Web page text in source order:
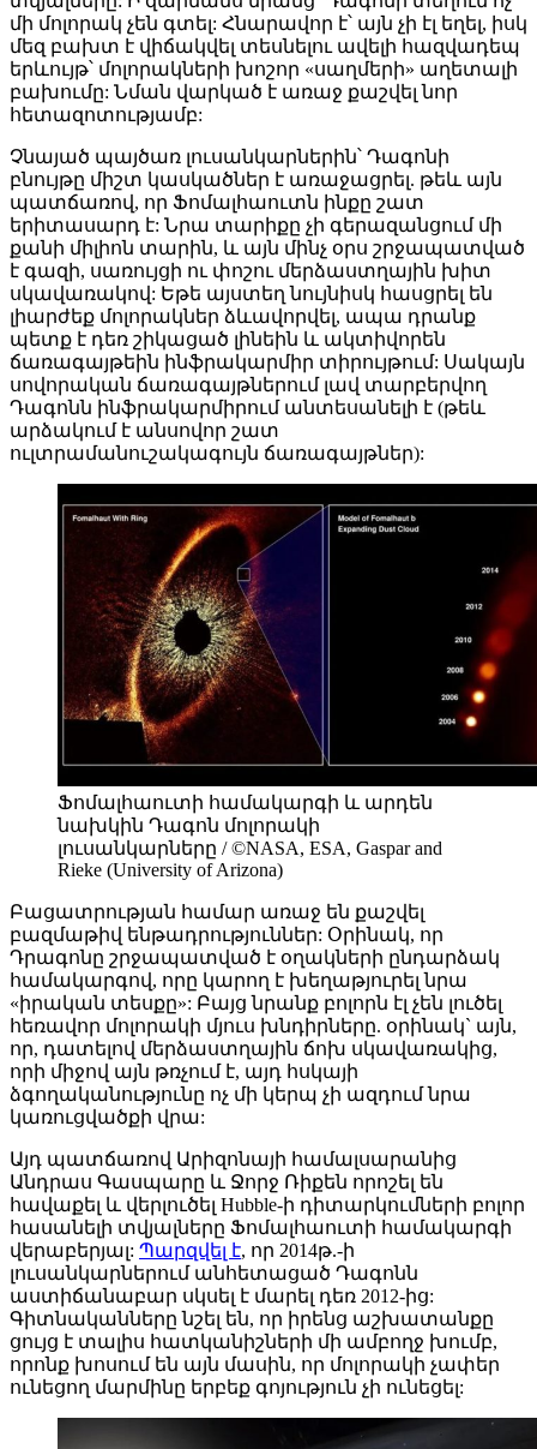
մի մոլորակ չեն գտել: Հնարավոր է՝ այն չի էլ եղել, իսկ
մեզ բախտ է վիճակվել տեսնելու ավելի հազվադեպ
երևույթ՝ մոլորակների խոշոր «սաղմերի» աղետալի
բախումը: Նման վարկած է առաջ քաշվել նոր
հետազոտությամբ:
Չնայած պայծառ լուսանկարներին՝ Դագոնի
բնույթը միշտ կասկածներ է առաջացրել. թեև այն
պատճառով, որ Ֆոմալհաուտն ինքը շատ
երիտասարդ է: Նրա տարիքը չի գերազանցում մի
քանի միլիոն տարին, և այն մինչ օրս շրջապատված
է գազի, սառույցի ու փոշու մերձաստղային խիտ
սկավառակով: Եթե այստեղ նույնիսկ հասցրել են
լիարժեք մոլորակներ ձևավորվել, ապա դրանք
պետք է դեռ շիկացած լինեին և ակտիվորեն
ճառագայթեին ինֆրակարմիր տիրույթում: Սակայն
սովորական ճառագայթներում լավ տարբերվող
Դագոնն ինֆրակարմիրում անտեսանելի է (թեև
արձակում է անսովոր շատ
ուլտրամանուշակագույն ճառագայթներ):
Ֆոմալհաուտի համակարգի և արդեն
նախկին Դագոն մոլորակի
լուսանկարները / ©NASA, ESA, Gaspar and
Rieke (University of Arizona)
Բացատրության համար առաջ են քաշվել
բազմաթիվ ենթադրություններ: Օրինակ, որ
Դրագոնը շրջապատված է օղակների ընդարձակ
համակարգով, որը կարող է խեղաթյուրել նրա
«իրական տեսքը»: Բայց նրանք բոլորն էլ չեն լուծել
հեռավոր մոլորակի մյուս խնդիրները. օրինակ` այն,
որ, դատելով մերձաստղային ճոխ սկավառակից,
որի միջով այն թռչում է, այդ հսկայի
ձգողականությունը ոչ մի կերպ չի ազդում նրա
կառուցվածքի վրա:
Այդ պատճառով Արիզոնայի համալսարանից
Անդրաս Գասպարը և Ջորջ Ռիքեն որոշել են
հավաքել և վերլուծել Hubble-ի դիտարկումների բոլոր
հասանելի տվյալները Ֆոմալհաուտի համակարգի
վերաբերյալ: Պարզվել է, որ 2014թ.-ի
լուսանկարներում անհետացած Դագոնն
աստիճանաբար սկսել է մարել դեռ 2012-ից:
Գիտնականները նշել են, որ իրենց աշխատանքը
ցույց է տալիս հատկանիշների մի ամբողջ խումբ,
որոնք խոսում են այն մասին, որ մոլորակի չափեր
ունեցող մարմինը երբեք գոյություն չի ունեցել: